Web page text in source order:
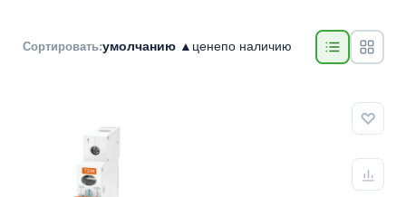
Сортировать:умолчанию ▲ ценепо наличию